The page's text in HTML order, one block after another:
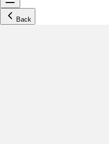
Back